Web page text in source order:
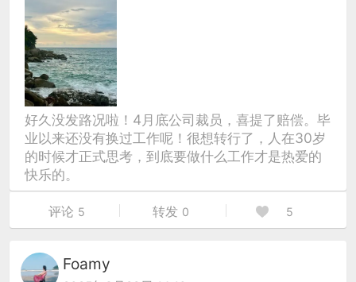
好久没发路况啦！4月底公司裁员，喜提了赔偿。毕
业以来还没有换过工作呢！很想转行了，人在30岁
的时候才正式思考，到底要做什么工作才是热爱的
快乐的。
评论 5 转发 0 5
Foamy